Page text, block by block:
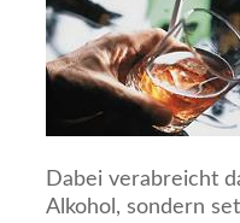
Dabei verabreicht
Alkohol, sondern